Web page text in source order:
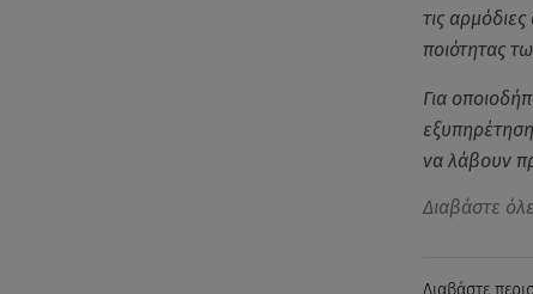
τις
ποιότητας
Για
να λάβουν
Διαβάστε
Διαβάστε